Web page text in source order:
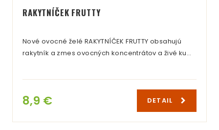
RAKYTNÍČEK FRUTTY
Nové ovocné želé RAKYTNÍČEK FRUTTY obsahujú
rakytník a zmes ovocných koncentrátov a živé ku…
8,9 € DETAIL